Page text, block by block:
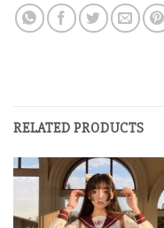
RELATED PRODUCTS